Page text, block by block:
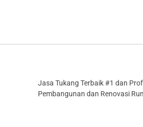
Jasa Tukang Terbaik #1 dan
Pembangunan dan Renovasi